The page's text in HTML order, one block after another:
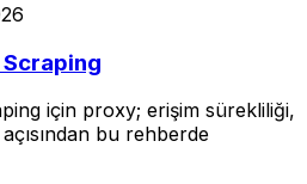
için proxy; erişim sürekliliği,
bu rehberde